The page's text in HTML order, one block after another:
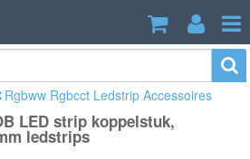
COB LED strip
Voor 12mm
Rgbww Rgbcct Ledstrip Accessoires
LED strip koppelstuk,
ledstrips